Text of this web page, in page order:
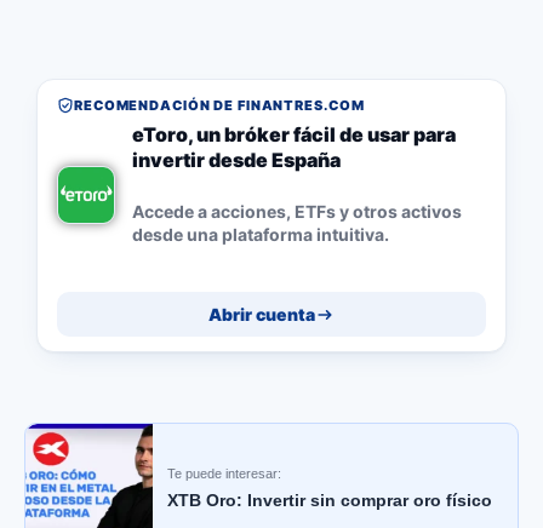
RECOMENDACIÓN DE FINANTRES.COM
eToro, un bróker fácil de usar para
invertir desde España
Accede a acciones, ETFs y otros activos
desde una plataforma intuitiva.
Abrir cuenta
Te puede interesar:
XTB Oro: Invertir sin comprar oro físico